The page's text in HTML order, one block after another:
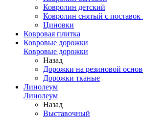
Ковролин детский
Ковролин снятый с
Циновки
Ковровая плитка
Ковровые дорожки
Ковровые дорожки
Назад
Дорожки на резиновой
Дорожки тканые
Линолеум
Линолеум
Назад
Выставочный